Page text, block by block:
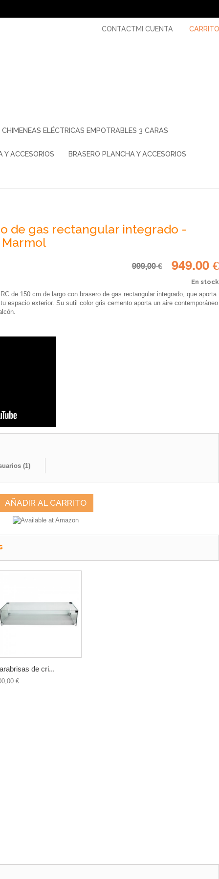
CONTACTMI CUENTA CARRITO
CHIMENEAS ELÉCTRICAS EMPOTRABLES 3 CARAS
Y ACCESORIOS BRASERO PLANCHA Y ACCESORIOS
de gas rectangular integrado -
Marmol
999,00 € 949.00 €
En stock
de 150 cm de largo con brasero de gas rectangular integrado, que aporta
espacio exterior. Su sutil color gris cemento aporta un aire contemporáneo
(1)
AÑADIR AL CARRITO
de cri...
€